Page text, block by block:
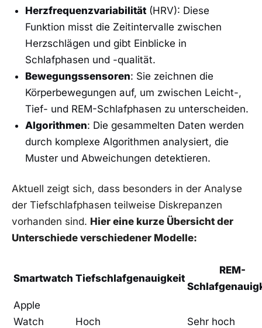
Herzfrequenzvariabilität(HRV): Diese
Funktion​ misst die Zeitintervalle zwischen
Herzschlägen und gibt Einblicke in
Schlafphasen und -qualität.
Bewegungssensoren: Sie zeichnen die
Körperbewegungen auf, um zwischen⁣ Leicht-,
Tief- und REM-Schlafphasen zu unterscheiden.
Algorithmen: Die gesammelten Daten werden
durch ​komplexe Algorithmen⁤ analysiert, die
Muster ‌und Abweichungen detektieren.
Aktuell zeigt sich, dass besonders in der ⁢Analyse
der Tiefschlafphasen teilweise Diskrepanzen
vorhanden sind. Hier eine kurze Übersicht der
Unterschiede verschiedener Modelle:
Smartwatch Tiefschlafgenauigkeit
REM-
Apple
Watch
Hoch Sehr hoch